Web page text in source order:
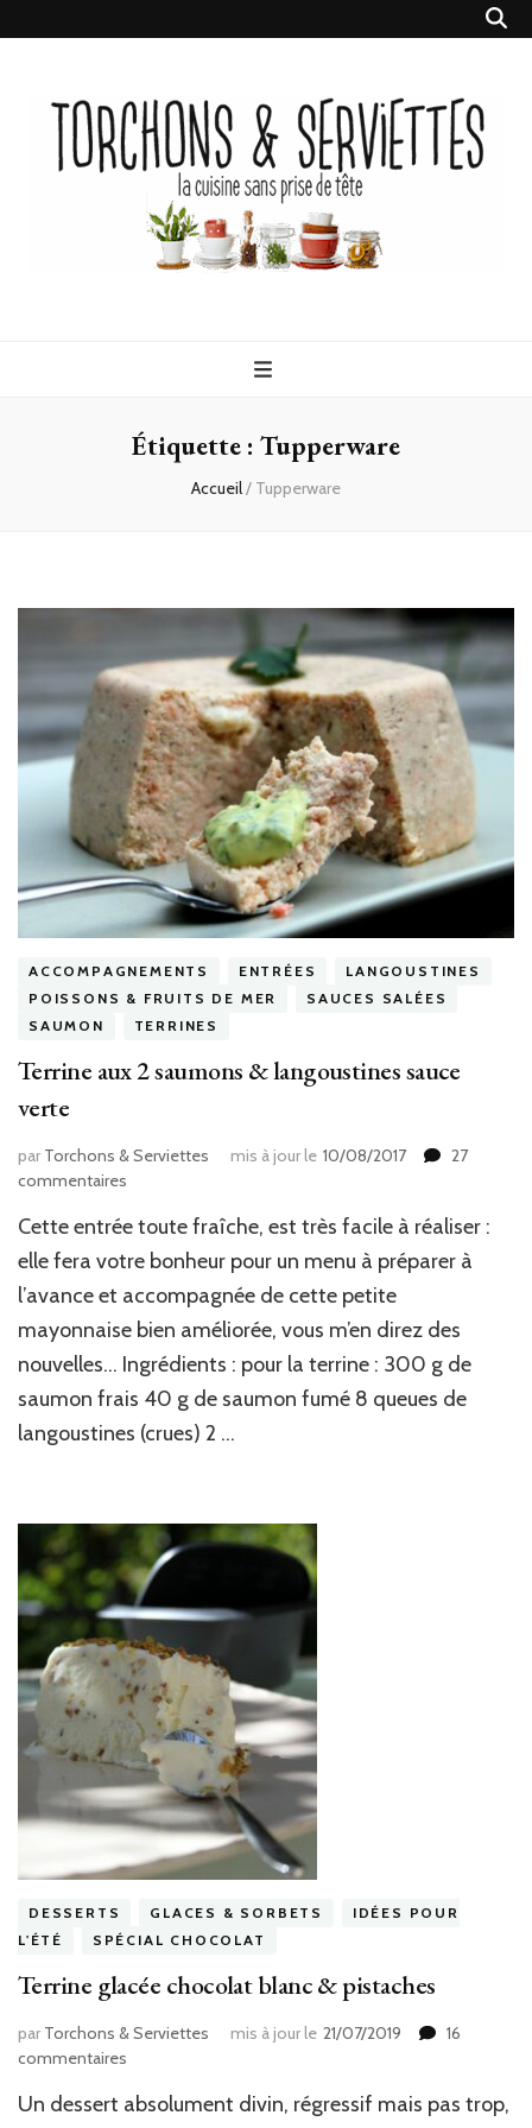
Serviettes
Étiquette : Tupperware
Accueil/ Tupperware
ACCOMPAGNEMENTS ENTRÉES
LANGOUSTINES
POISSONS & FRUITS DE MER
SAUCES SALÉES
SAUMON
TERRINES
Terrine aux 2 saumons & langoustines sauce
verte
par Torchons & Serviettes mis à jour le 10/08/2017
27
commentaires
aux
2
&
langoustines
sauce
verte
Cette entrée toute fraîche, est très facile à réaliser :
elle fera votre bonheur pour un menu à préparer à
l’avance et accompagnée de cette petite
mayonnaise bien améliorée, vous m’en direz des
nouvelles… Ingrédients : pour la terrine : 300 g de
saumon frais 40 g de saumon fumé 8 queues de
langoustines (crues) 2 …
DESSERTS GLACES & SORBETS
IDÉES POUR
L'ÉTÉ
SPÉCIAL CHOCOLAT
Terrine glacée chocolat blanc & pistaches
par Torchons & Serviettes mis à jour le 21/07/2019
16
commentaires
glacée
Un dessert absolument divin, régressif mais pas trop,